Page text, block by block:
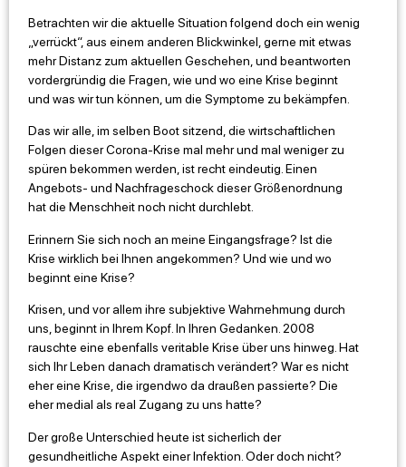
Betrachten wir die aktuelle Situation folgend doch ein wenig
„verrückt“, aus einem anderen Blickwinkel, gerne mit etwas
mehr Distanz zum aktuellen Geschehen, und beantworten
vordergründig die Fragen, wie und wo eine Krise beginnt
und was wir tun können, um die Symptome zu bekämpfen.
Das wir alle, im selben Boot sitzend, die wirtschaftlichen
Folgen dieser Corona-Krise mal mehr und mal weniger zu
spüren bekommen werden, ist recht eindeutig. Einen
Angebots- und Nachfrageschock dieser Größenordnung
hat die Menschheit noch nicht durchlebt.
Erinnern Sie sich noch an meine Eingangsfrage? Ist die
Krise wirklich bei Ihnen angekommen? Und wie und wo
beginnt eine Krise?
Krisen, und vor allem ihre subjektive Wahrnehmung durch
uns, beginnt in Ihrem Kopf. In Ihren Gedanken. 2008
rauschte eine ebenfalls veritable Krise über uns hinweg. Hat
sich Ihr Leben danach dramatisch verändert? War es nicht
eher eine Krise, die irgendwo da draußen passierte? Die
eher medial als real Zugang zu uns hatte?
Der große Unterschied heute ist sicherlich der
gesundheitliche Aspekt einer Infektion. Oder doch nicht?